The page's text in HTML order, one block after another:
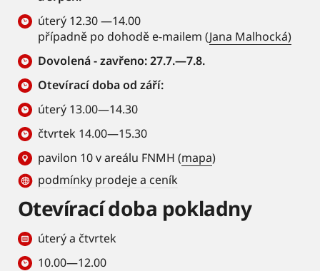
úterý 12.30 —14.00
případně po dohodě e-mailem (Jana Malhocká)
Dovolená - zavřeno: 27.7.—7.8.
Otevírací doba od září:
úterý 13.00—14.30
čtvrtek 14.00—15.30
pavilon 10 v areálu FNMH (mapa)
podmínky prodeje a ceník
Otevírací doba pokladny
úterý a čtvrtek
10.00—12.00